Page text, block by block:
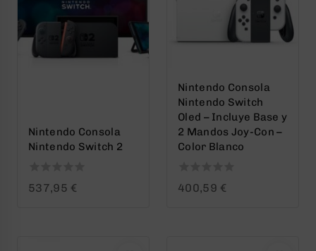
Nintendo Consola
Nintendo Switch 2
0
537,95 €
Nintendo Consola
Nintendo Switch
Oled – Incluye Base y
2 Mandos Joy-Con –
Color Blanco
0
400,59 €